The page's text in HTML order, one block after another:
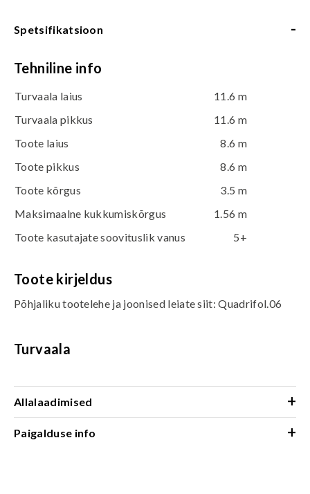
Spetsifikatsioon -
Tehniline info
Turvaala laius
11.6 m
Turvaala pikkus
11.6 m
Toote laius
8.6 m
Toote pikkus
8.6 m
Toote kõrgus
3.5 m
Maksimaalne kukkumiskõrgus
1.56 m
Toote kasutajate soovituslik vanus
5+
Toote kirjeldus
Põhjaliku tootelehe ja joonised leiate siit:Quadrifol.06
Turvaala
Allalaadimised +
Paigalduse info +